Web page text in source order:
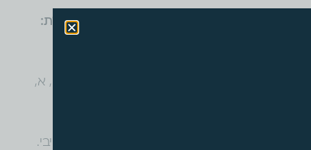
הנגשת אתר האינטרנט של עו״ד על נדל״ן כוללת:
• אפשרות לשינוי גודל הגופן בשלוש רמות: א, א, א,
• התאמה לעבודה ברזולוציות שונות – ריספונסיבי.